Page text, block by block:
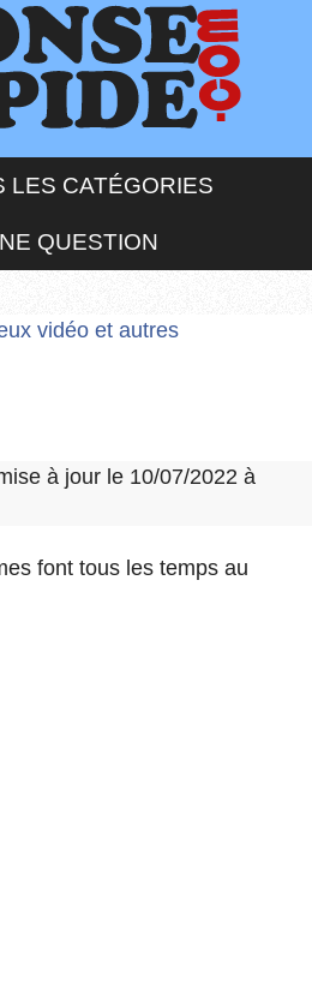
LES CATÉGORIES
QUESTION
vidéo et autres
à jour le 10/07/2022 à
font tous les temps au